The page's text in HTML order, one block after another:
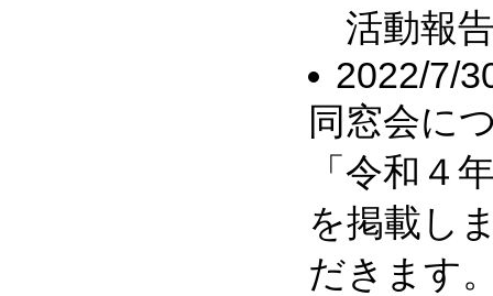
活動報
2022/7/
同窓会に
「令和４
を掲載し
だきます